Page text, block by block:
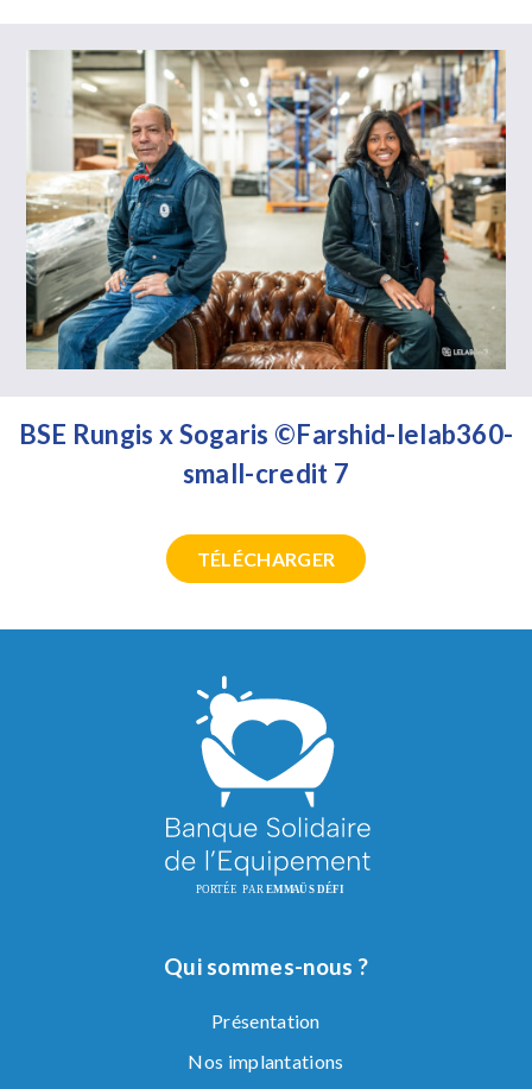
BSE Rungis x Sogaris ©Farshid-lelab360-
small-credit 7
TÉLÉCHARGER
Qui sommes-nous ?
Présentation
Nos implantations